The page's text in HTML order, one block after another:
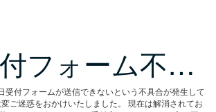
フォーム不…
受付フォームが送信できないという不具合が発生して
ご迷惑をおかけいたしました。
現在は解消されてお